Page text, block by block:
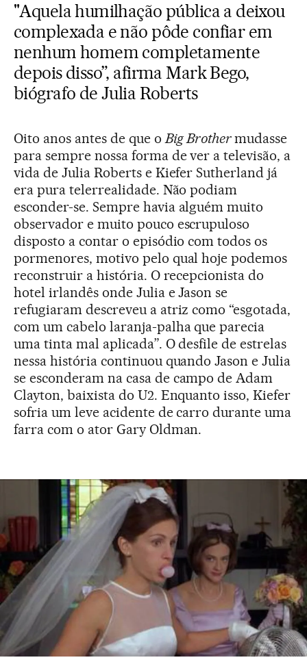
"Aquela humilhação pública a deixou
complexada e não pôde confiar em
nenhum homem completamente
depois disso”, afirma Mark Bego,
biógrafo de Julia Roberts
Oito anos antes de que oBig Brothermudasse
para sempre nossa forma de ver a televisão, a
vida de Julia Roberts e Kiefer Sutherland já
era pura telerrealidade. Não podiam
esconder-se. Sempre havia alguém muito
observador e muito pouco escrupuloso
disposto a contar o episódio com todos os
pormenores, motivo pelo qual hoje podemos
reconstruir a história. O recepcionista do
hotel irlandês onde Julia e Jason se
refugiaram descreveu a atriz como “esgotada,
com um cabelo laranja-palha que parecia
uma tinta mal aplicada”. O desfile de estrelas
nessa história continuou quando Jason e Julia
se esconderam na casa de campo de Adam
Clayton, baixista do U2. Enquanto isso, Kiefer
sofria um leve acidente de carro durante uma
farra com o ator Gary Oldman.